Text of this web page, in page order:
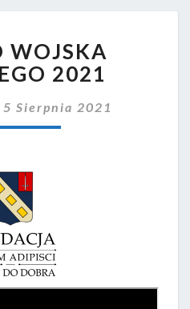
WOJSKA
POLSKIEGO
2021
WOJSKA
2021
5 Sierpnia 2021